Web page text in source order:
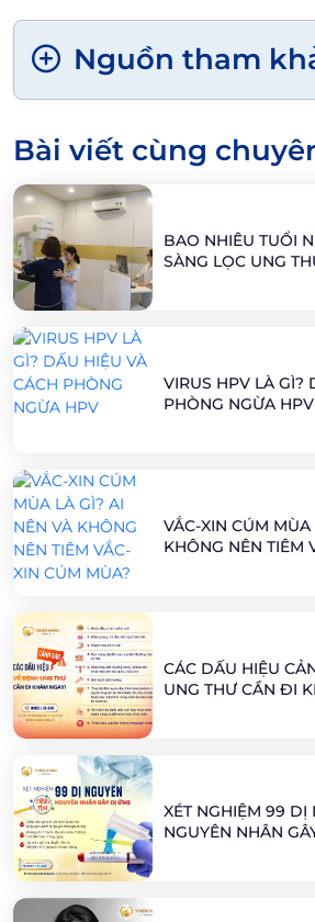
Nguồn tham
Bài viết cùng
BAO NHIÊU TUỔI
SÀNG LỌC UNG
VIRUS HPV LÀ GÌ?
PHÒNG NGỪA HPV
VẮC-XIN CÚM
KHÔNG NÊN TIÊM
CÁC DẤU HIỆU
UNG THƯ CẦN ĐI
XÉT NGHIỆM 99 DỊ
NGUYÊN NHÂN